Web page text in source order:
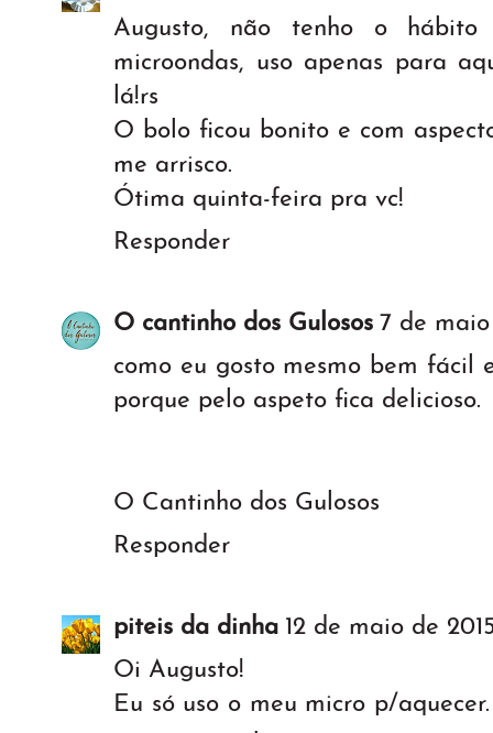
Augusto, não tenho o
microondas, uso apenas para
lá!rs
O bolo ficou bonito e com
me arrisco.
Ótima quinta-feira pra vc!
Responder
O cantinho dos Gulosos 7 de maio
como eu gosto mesmo bem fácil
porque pelo aspeto fica delicioso.
O Cantinho dos Gulosos
Responder
piteis da dinha 12 de maio de
Oi Augusto!
Eu só uso o meu micro p/